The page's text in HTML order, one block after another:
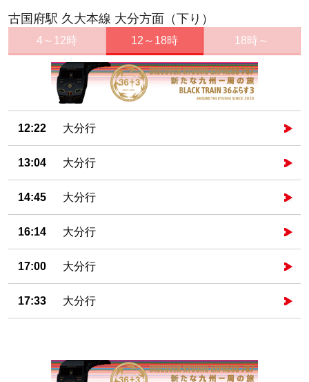
古国府駅 久大本線 大分方面（下り）
4～12時 12～18時 18時～
12:22 大分行
13:04 大分行
14:45 大分行
16:14 大分行
17:00 大分行
17:33 大分行